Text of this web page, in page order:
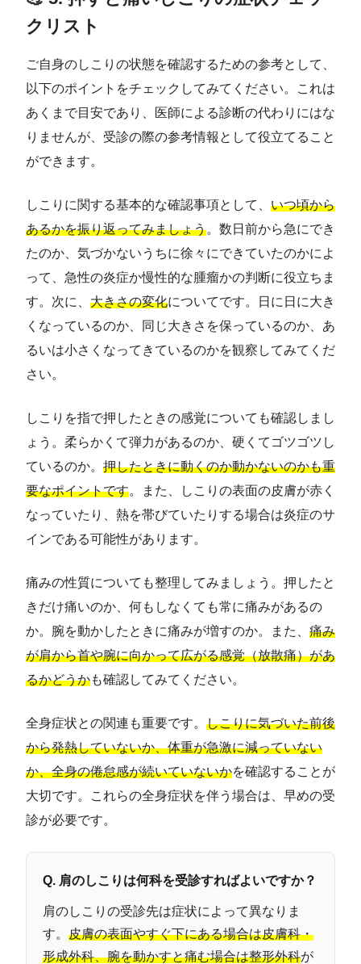
クリスト
ご自身のしこりの状態を確認するための参考として、
以下のポイントをチェックしてみてください。これは
あくまで目安であり、医師による診断の代わりにはな
りませんが、受診の際の参考情報として役立てること
ができます。
しこりに関する基本的な確認事項として、 いつ頃から
あるかを振り返ってみましょう。数日前から急にでき
たのか、気づかないうちに徐々にできていたのかによ
って、急性の炎症か慢性的な腫瘤かの判断に役立ちま
す。次に、 大きさの変化についてです。日に日に大き
くなっているのか、同じ大きさを保っているのか、あ
るいは小さくなってきているのかを観察してみてくだ
さい。
しこりを指で押したときの感覚についても確認しまし
ょう。柔らかくて弾力があるのか、硬くてゴツゴツし
ているのか。 押したときに動くのか動かないのかも重
要なポイントです。また、しこりの表面の皮膚が赤く
なっていたり、熱を帯びていたりする場合は炎症のサ
インである可能性があります。
痛みの性質についても整理してみましょう。押したと
きだけ痛いのか、何もしなくても常に痛みがあるの
か。腕を動かしたときに痛みが増すのか。また、 痛み
が肩から首や腕に向かって広がる感覚（放散痛）があ
るかどうかも確認してみてください。
全身症状との関連も重要です。 しこりに気づいた前後
から発熱していないか、体重が急激に減っていない
か、全身の倦怠感が続いていないかを確認することが
大切です。これらの全身症状を伴う場合は、早めの受
診が必要です。
Q. 肩のしこりは何科を受診すればよいですか？
肩のしこりの受診先は症状によって異なりま
す。 皮膚の表面やすぐ下にある場合は皮膚科・
形成外科、腕を動かすと痛む場合は整形外科が